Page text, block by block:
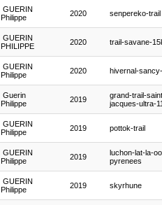
GUERIN
Philippe
2020 senpereko-trail
GUERIN
PHILIPPE
2020 trail-savane-
GUERIN
Philippe
2020 hivernal-
Guerin
Philippe
2019
grand-trail-
jacques-ultra-
GUERIN
Philippe
2019 pottok-trail
GUERIN
Philippe
2019
luchon-lat-la-
pyrenees
GUERIN
Philippe
2019 skyrhune